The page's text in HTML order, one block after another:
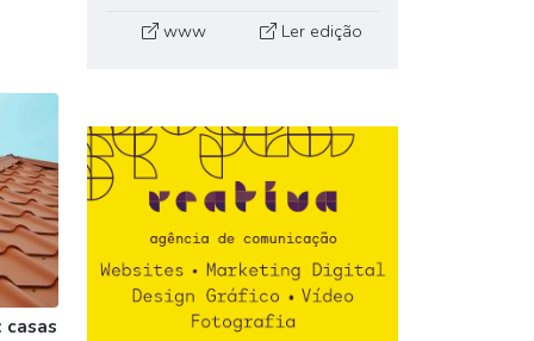
casas
www Ler edição